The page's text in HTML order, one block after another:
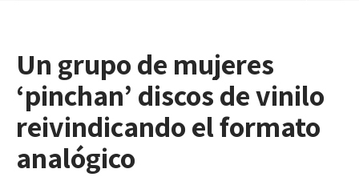
Un grupo de mujeres
‘pinchan’ discos de vinilo
reivindicando el formato
analógico